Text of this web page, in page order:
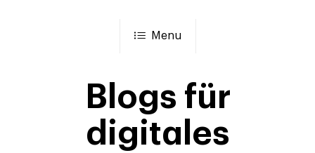
Menu
Blogs für
digitales